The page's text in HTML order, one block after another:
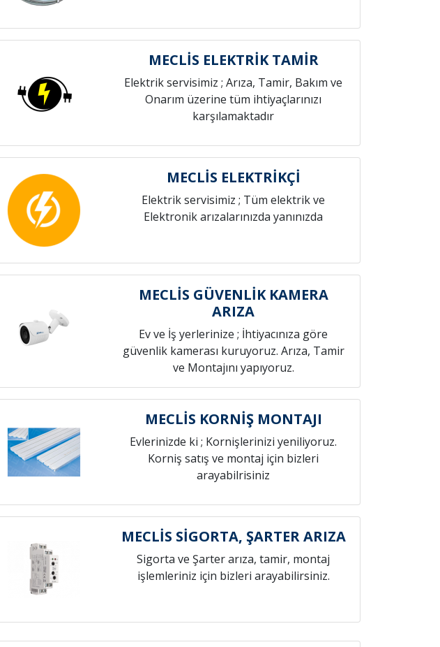
MECLİS ELEKTRİK TAMİR
Elektrik servisimiz ; Arıza, Tamir, Bakım ve
Onarım üzerine tüm ihtiyaçlarınızı
karşılamaktadır
MECLİS ELEKTRİKÇİ
Elektrik servisimiz ; Tüm elektrik ve
Elektronik arızalarınızda yanınızda
MECLİS GÜVENLİK KAMERA
ARIZA
Ev ve İş yerlerinize ; İhtiyacınıza göre
güvenlik kamerası kuruyoruz. Arıza, Tamir
ve Montajını yapıyoruz.
MECLİS KORNİŞ MONTAJI
Evlerinizde ki ; Kornişlerinizi yeniliyoruz.
Korniş satış ve montaj için bizleri
arayabilrisiniz
MECLİS SİGORTA, ŞARTER ARIZA
Sigorta ve Şarter arıza, tamir, montaj
işlemleriniz için bizleri arayabilirsiniz.